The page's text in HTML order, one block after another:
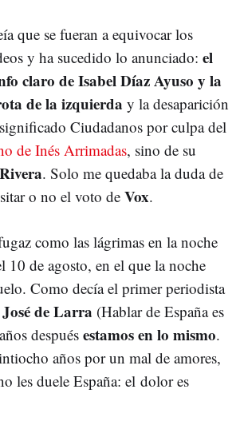
que se fueran a equivocar los
y ha sucedido lo anunciado: el
claro de Isabel Díaz Ayuso y la
de la izquierda y la desaparición
Ciudadanos por culpa del
de Inés Arrimadas, sino de su
. Solo me quedaba la duda de
o no el voto de Vox.
como las lágrimas en la noche
10 de agosto, en el que la noche
Como decía el primer periodista
de Larra (Hablar de España es
después estamos en lo mismo.
años por un mal de amores,
les duele España: el dolor es